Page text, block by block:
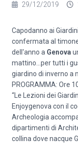
29/12/2019
Capodanno ai
confermata al
dell'anno a Genova
mattino...per tutti i
giardino di inverno a
PROGRAMMA: Ore
“Le Lezioni dei
Enjoygenova con il
Archeologia
dipartimenti di
collina dove nacque